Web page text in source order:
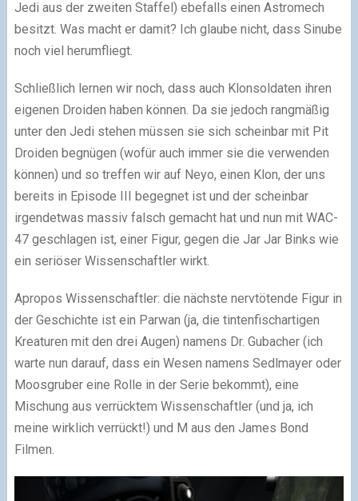
Jedi aus der zweiten Staffel) ebefalls einen Astromech
besitzt. Was macht er damit? Ich glaube nicht, dass Sinube
noch viel herumfliegt.
Schließlich lernen wir noch, dass auch Klonsoldaten ihren
eigenen Droiden haben können. Da sie jedoch rangmäßig
unter den Jedi stehen müssen sie sich scheinbar mit Pit
Droiden begnügen (wofür auch immer sie die verwenden
können) und so treffen wir auf Neyo, einen Klon, der uns
bereits in Episode III begegnet ist und der scheinbar
irgendetwas massiv falsch gemacht hat und nun mit WAC-
47 geschlagen ist, einer Figur, gegen die Jar Jar Binks wie
ein seriöser Wissenschaftler wirkt.
Apropos Wissenschaftler: die nächste nervtötende Figur in
der Geschichte ist ein Parwan (ja, die tintenfischartigen
Kreaturen mit den drei Augen) namens Dr. Gubacher (ich
warte nun darauf, dass ein Wesen namens Sedlmayer oder
Moosgruber eine Rolle in der Serie bekommt), eine
Mischung aus verrücktem Wissenschaftler (und ja, ich
meine wirklich verrückt!) und M aus den James Bond
Filmen.